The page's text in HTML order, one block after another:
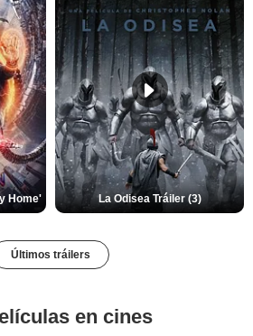
Home' La Odisea Tráiler (3)
Últimos tráilers
en cines